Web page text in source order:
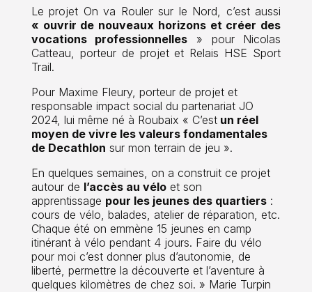
Le projet On va Rouler sur le Nord, c’est aussi
« ouvrir de nouveaux horizons et créer des
vocations professionnelles » pour Nicolas
Catteau, porteur de projet et Relais HSE Sport
Trail.
Pour Maxime Fleury, porteur de projet et
responsable impact social du partenariat JO
2024, lui même né à Roubaix « C’est un réel
moyen de vivre les valeurs fondamentales
de Decathlon sur mon terrain de jeu ».
En quelques semaines, on a construit ce projet
autour de l’accès au vélo et son
apprentissage pour les jeunes des quartiers :
cours de vélo, balades, atelier de réparation, etc.
Chaque été on emmène 15 jeunes en camp
itinérant à vélo pendant 4 jours. Faire du vélo
pour moi c’est donner plus d’autonomie, de
liberté, permettre la découverte et l’aventure à
quelques kilomètres de chez soi. » Marie Turpin